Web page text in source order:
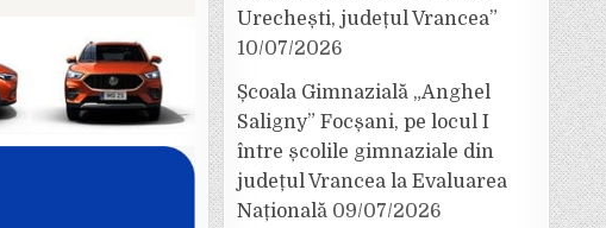
Urechești, județul Vrancea”
10/07/2026
Școala Gimnazială „Anghel
Saligny” Focșani, pe locul I
între școlile gimnaziale din
județul Vrancea la Evaluarea
Națională 09/07/2026